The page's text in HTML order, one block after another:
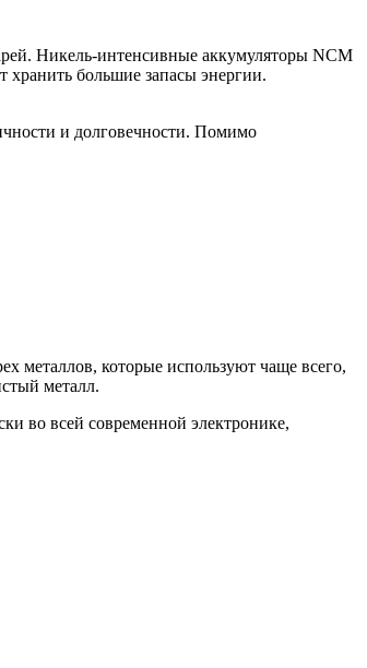
Никель-интенсивные аккумуляторы NCM
большие запасы энергии.
и долговечности. Помимо
металлов, которые используют чаще всего,
металл.
во всей современной электронике,